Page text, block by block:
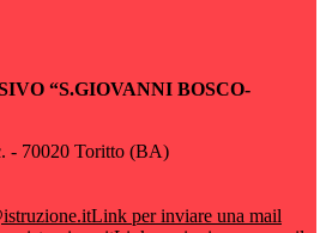
“S.GIOVANNI BOSCO-
- 70020 Toritto (BA)
Link per inviare una mail